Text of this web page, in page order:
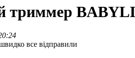
триммер
все відправили